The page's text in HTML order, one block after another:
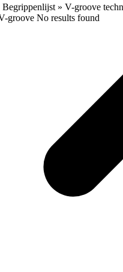
Begrippenlijst » V-groove
groove No results found